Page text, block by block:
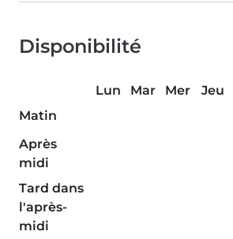
Disponibilité
Lun Mar Mer Jeu
Matin
Après
midi
Tard dans
l'après-
midi